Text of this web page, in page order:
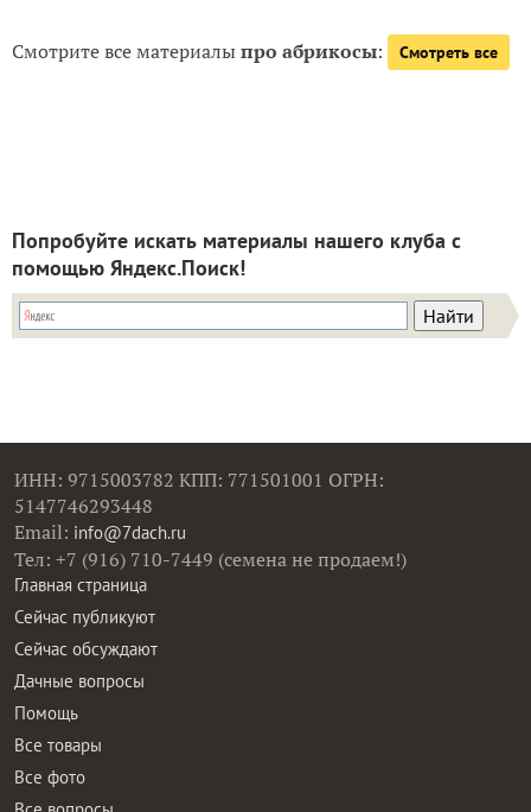
Смотрите все материалыпро абрикосы: Смотреть все
Попробуйте искать материалы нашего клуба с
помощью Яндекс.Поиск!
ИНН: 9715003782 КПП: 771501001 ОГРН:
5147746293448
Email: info@7dach.ru
Тел: +7 (916) 710-7449 (семена не продаем!)
Главная страница
Сейчас публикуют
Сейчас обсуждают
Дачные вопросы
Помощь
Все товары
Все фото